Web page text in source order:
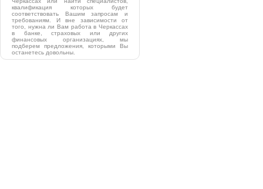
квалификация которых будет
соответствовать Вашим запросам и
требованиям. И вне зависимости от
того, нужна ли Вам работа в Черкассах
в банке, страховых или других
финансовых организациях, мы
подберем предложения, которыми Вы
останетесь довольны.